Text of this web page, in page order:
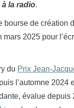
à la radio.
bourse de création
mars 2025 pour
du Prix Jean-
l’automne 2024
évalue depuis